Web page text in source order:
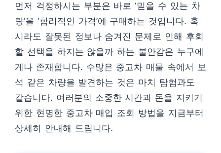
먼저 걱정하시는 부분은 바로 ‘믿을 수 있는 차
량’을 ‘합리적인 가격’에 구매하는 것입니다. 혹
시라도 잘못된 정보나 숨겨진 문제로 인해 후회
할 선택을 하지는 않을까 하는 불안감은 누구에
게나 존재합니다. 수많은 중고차 매물 속에서 보
석 같은 차량을 발견하는 것은 마치 탐험과도
같습니다. 여러분의 소중한 시간과 돈을 지키기
위한 현명한 중고차 매입 조회 방법을 지금부터
상세히 안내해 드립니다.